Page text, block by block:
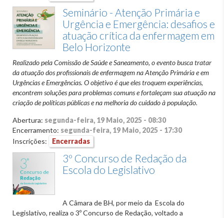
Seminário - Atenção Primária e
Urgência e Emergência: desafios e
atuação crítica da enfermagem em
Belo Horizonte
Realizado pela Comissão de Saúde e Saneamento, o evento busca tratar
da atuação dos profissionais de enfermagem na Atenção Primária e em
Urgências e Emergências. O objetivo é que eles troquem experiências,
encontrem soluções para problemas comuns e fortaleçam sua atuação na
criação de políticas públicas e na melhoria do cuidado à população.
Abertura: segunda-feira, 19 Maio, 2025 - 08:30
Encerramento: segunda-feira, 19 Maio, 2025 - 17:30
Inscrições:
Encerradas
3º Concurso de Redação da
Escola do Legislativo
A Câmara de BH, por meio da Escola do
Legislativo, realiza o 3º Concurso de Redação, voltado a